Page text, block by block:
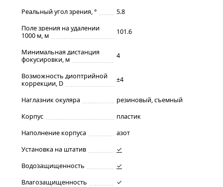
Реальный угол зрения, °
5.8
Поле зрения на удалении
1000 м, м
101.6
Минимальная дистанция
фокусировки, м
4
Возможность диоптрийной
коррекции, D
±4
Наглазник окуляра
резиновый, съемный
Корпус
пластик
Наполнение корпуса
азот
Установка на штатив
✓
Водозащищенность
✓
Влагозащищенность
✓